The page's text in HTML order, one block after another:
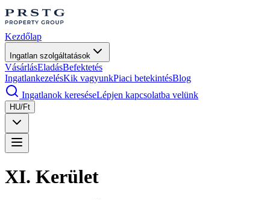
Kezdőlap
Ingatlan szolgáltatások
VásárlásEladásBefektetés
IngatlankezelésKik vagyunkPiaci betekintésBlog
Ingatlanok kereséseLépjen kapcsolatba velünk
HU/Ft
XI. Kerület